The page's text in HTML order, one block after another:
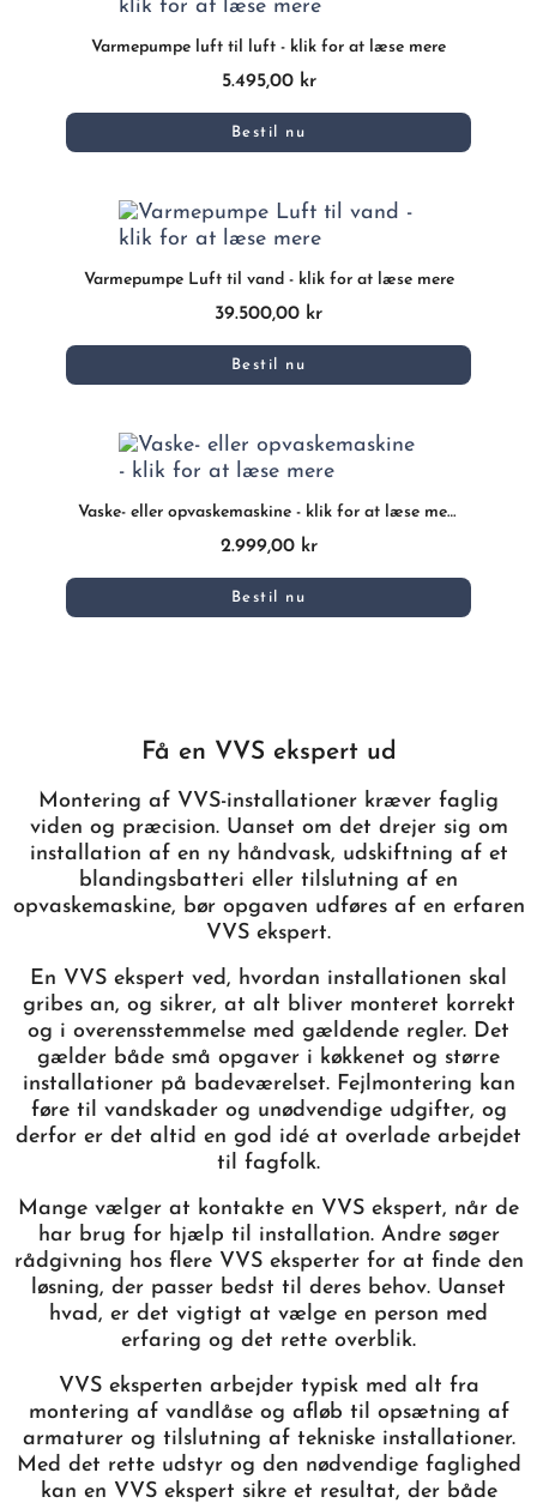
Varmepumpe luft til luft - klik for at læse mere
5.495,00 kr
Bestil nu
Varmepumpe Luft til vand - klik for at læse mere
39.500,00 kr
Bestil nu
Vaske- eller opvaskemaskine - klik for at læse mere
2.999,00 kr
Bestil nu
Få en VVS ekspert ud
Montering af VVS-installationer kræver faglig
viden og præcision. Uanset om det drejer sig om
installation af en ny håndvask, udskiftning af et
blandingsbatteri eller tilslutning af en
opvaskemaskine, bør opgaven udføres af en erfaren
VVS ekspert.
En VVS ekspert ved, hvordan installationen skal
gribes an, og sikrer, at alt bliver monteret korrekt
og i overensstemmelse med gældende regler. Det
gælder både små opgaver i køkkenet og større
installationer på badeværelset. Fejlmontering kan
føre til vandskader og unødvendige udgifter, og
derfor er det altid en god idé at overlade arbejdet
til fagfolk.
Mange vælger at kontakte en VVS ekspert, når de
har brug for hjælp til installation. Andre søger
rådgivning hos flere VVS eksperter for at finde den
løsning, der passer bedst til deres behov. Uanset
hvad, er det vigtigt at vælge en person med
erfaring og det rette overblik.
VVS eksperten arbejder typisk med alt fra
montering af vandlåse og afløb til opsætning af
armaturer og tilslutning af tekniske installationer.
Med det rette udstyr og den nødvendige faglighed
kan en VVS ekspert sikre et resultat, der både